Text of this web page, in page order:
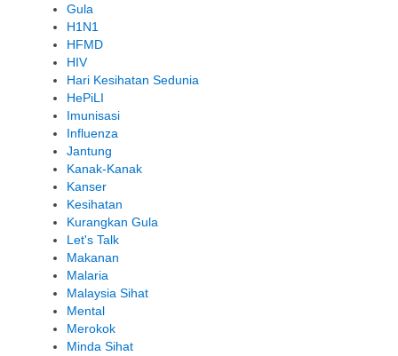
Gula
H1N1
HFMD
HIV
Hari Kesihatan Sedunia
HePiLI
Imunisasi
Influenza
Jantung
Kanak-Kanak
Kanser
Kesihatan
Kurangkan Gula
Let's Talk
Makanan
Malaria
Malaysia Sihat
Mental
Merokok
Minda Sihat